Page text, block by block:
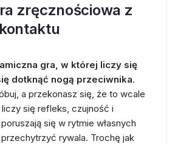
zręcznościowa z
gra, w której liczy się
dotknąć nogą przeciwnika.
a przekonasz się, że to wcale
liczy się refleks, czujność i
się w rytmie własnych
rywala. Trochę jak